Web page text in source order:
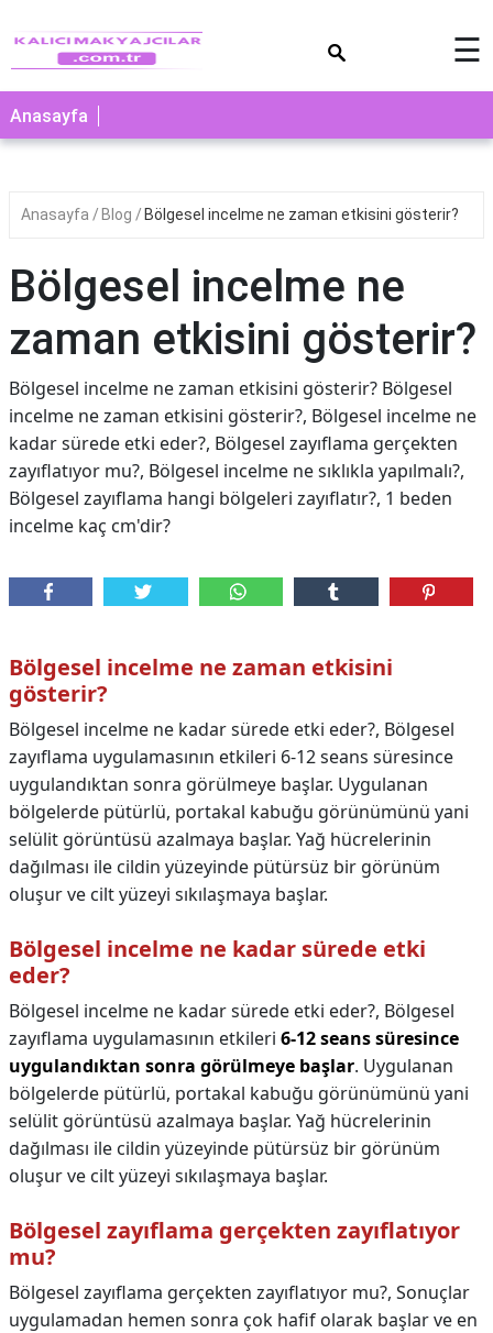
☰
Anasayfa
Anasayfa Blog Bölgesel incelme ne zaman etkisini gösterir?
Bölgesel incelme ne
zaman etkisini gösterir?
Bölgesel incelme ne zaman etkisini gösterir? Bölgesel
incelme ne zaman etkisini gösterir?, Bölgesel incelme ne
kadar sürede etki eder?, Bölgesel zayıflama gerçekten
zayıflatıyor mu?, Bölgesel incelme ne sıklıkla yapılmalı?,
Bölgesel zayıflama hangi bölgeleri zayıflatır?, 1 beden
incelme kaç cm'dir?
Bölgesel incelme ne zaman etkisini
gösterir?
Bölgesel incelme ne kadar sürede etki eder?, Bölgesel
zayıflama uygulamasının etkileri 6-12 seans süresince
uygulandıktan sonra görülmeye başlar. Uygulanan
bölgelerde pütürlü, portakal kabuğu görünümünü yani
selülit görüntüsü azalmaya başlar. Yağ hücrelerinin
dağılması ile cildin yüzeyinde pütürsüz bir görünüm
oluşur ve cilt yüzeyi sıkılaşmaya başlar.
Bölgesel incelme ne kadar sürede etki
eder?
Bölgesel incelme ne kadar sürede etki eder?, Bölgesel
zayıflama uygulamasının etkileri 6-12 seans süresince
uygulandıktan sonra görülmeye başlar. Uygulanan
bölgelerde pütürlü, portakal kabuğu görünümünü yani
selülit görüntüsü azalmaya başlar. Yağ hücrelerinin
dağılması ile cildin yüzeyinde pütürsüz bir görünüm
oluşur ve cilt yüzeyi sıkılaşmaya başlar.
Bölgesel zayıflama gerçekten zayıflatıyor
mu?
Bölgesel zayıflama gerçekten zayıflatıyor mu?, Sonuçlar
uygulamadan hemen sonra çok hafif olarak başlar ve en